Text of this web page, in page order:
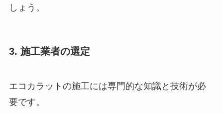
しょう。
3. 施工業者の選定
エコカラットの施工には専門的な知識と技術が必
要です。